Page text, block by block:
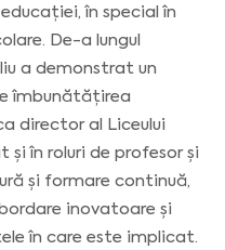
în special în
De-a lungul
a demonstrat un
îmbunătățirea
director al Liceului
și în roluri de profesor și
și formare continuă,
inovatoare și
în care este implicat.